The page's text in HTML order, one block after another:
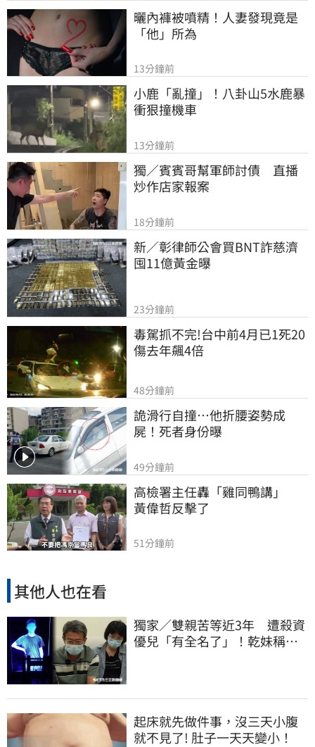
曬內褲被噴精！人妻發現竟是
「他」所為
13分鐘前
小鹿「亂撞」！八卦山5水鹿暴
衝狠撞機車
13分鐘前
獨／賓賓哥幫軍師討債　直播
炒作店家報案
18分鐘前
新／彰律師公會買BNT詐慈濟
囤11億黃金曝
23分鐘前
毒駕抓不完!台中前4月已1死20
傷去年飆4倍
48分鐘前
詭滑行自撞…他折腰姿勢成
屍！死者身份曝
49分鐘前
高檢署主任轟「雞同鴨講」
黃偉哲反擊了
51分鐘前
其他人也在看
獨家／雙親苦等近3年 遭殺資
優兒「有全名了」！乾妹稱賠
起床就先做件事，沒三天小腹
就不見了! 肚子一天天變小！